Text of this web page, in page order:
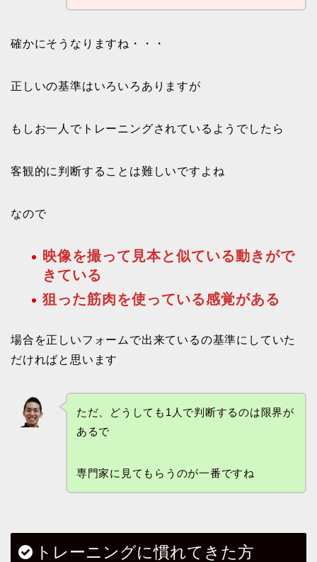
確かにそうなりますね・・・
正しいの基準はいろいろありますが
もしお一人でトレーニングされているようでしたら
客観的に判断することは難しいですよね
なので
映像を撮って見本と似ている動きがで
きている
狙った筋肉を使っている感覚がある
場合を正しいフォームで出来ているの基準にしていた
だければと思います
ただ、どうしても1人で判断するのは限界が
あるで
専門家に見てもらうのが一番ですね
トレーニングに慣れてきた方